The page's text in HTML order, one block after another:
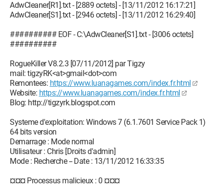
(PerfHost) - Unknown owner -
C:\Windows\SysWow64\perfhost.exe
@%SystemRoot%\system32\umpnpmgr.dll,-100 (PlugPlay) -
Unknown owner - C:\Windows\system32\svchost.exe
C:\Windows\system32\PnkBstrA.exe
O23 - Service: PnkBstrB - Unknown owner -
C:\Windows\system32\PnkBstrB.exe
O23 - Service: @%SystemRoot%\system32\pnrpauto.dll,-8002
(PNRPAutoReg) - Unknown owner -
O23 - Service: @%SystemRoot%\system32\pnrpsvc.dll,-8000
(PNRPsvc) - Unknown owner -
C:\Windows\System32\svchost.exe
O23 - Service: @%SystemRoot%\system32\umpo.dll,-100
(Power) - Unknown owner -
O23 - Service: @%systemroot%\system32\profsvc.dll,-300
AdwCleaner[R1].txt - [2889 octets] - [13/11/2012 16:17:21]
AdwCleaner[S1].txt - [2946 octets] - [13/11/2012 16:29:40]
########## EOF - C:\AdwCleaner[S1].txt - [3006 octets]
##########
RogueKiller V8.2.3 [07/11/2012] par Tigzy
mail: tigzyRK<at>gmail<dot>com
Remontees: https://www.luanagames.com/index.fr.html
Website: https://www.luanagames.com/index.fr.html
Blog: http://tigzyrk.blogspot.com
Systeme d'exploitation: Windows 7 (6.1.7601 Service Pack 1)
64 bits version
Demarrage : Mode normal
Utilisateur : Chris [Droits d'admin]
Mode : Recherche -- Date : 13/11/2012 16:33:35
¤¤¤ Processus malicieux : 0 ¤¤¤